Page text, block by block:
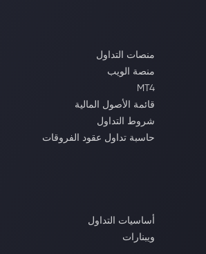
منصات التداول
منصة الويب
MT4
قائمة الأصول المالية
شروط التداول
حاسبة تداول عقود الفروقات
أساسيات التداول
ويبنارات